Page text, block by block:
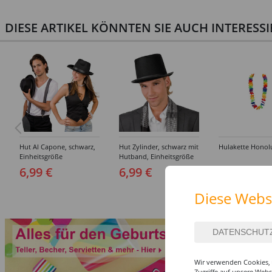
DIESE ARTIKEL KÖNNTEN SIE AUCH
Hut Al Capone, schwarz,
Einheitsgröße
6,99 €
Hut Zylinder, schwarz mit
Hutband, Einheitsgröße
6,99 €
Hulakette
Diese
Wir verwenden